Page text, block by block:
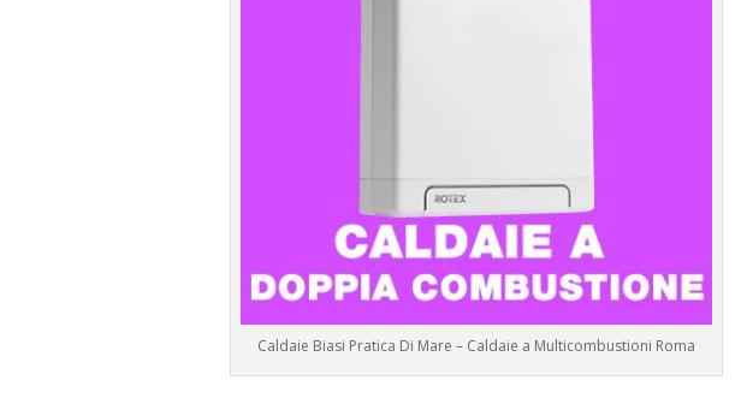
Caldaie Biasi Pratica Di Mare – Caldaie a Multicombustioni Roma